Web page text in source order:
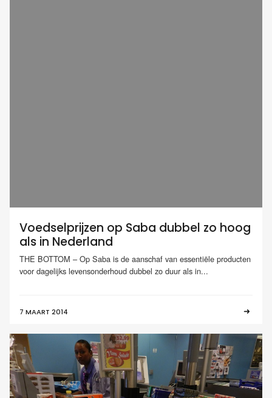
Voedselprijzen op Saba dubbel zo hoog
als in Nederland
THE BOTTOM – Op Saba is de aanschaf van essentiële producten
voor dagelijks levensonderhoud dubbel zo duur als in...
7 MAART 2014